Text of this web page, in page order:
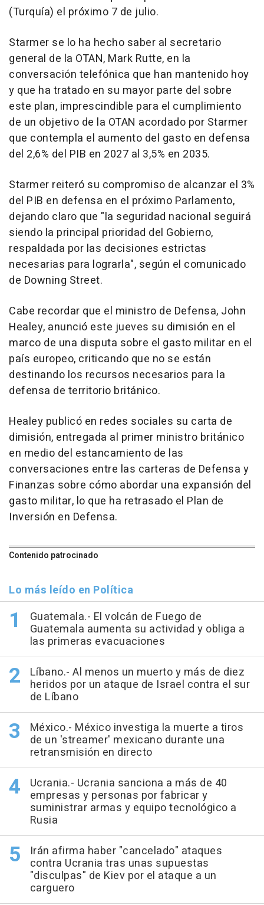
(Turquía) el próximo 7 de julio.
Starmer se lo ha hecho saber al secretario
general de la OTAN, Mark Rutte, en la
conversación telefónica que han mantenido hoy
y que ha tratado en su mayor parte del sobre
este plan, imprescindible para el cumplimiento
de un objetivo de la OTAN acordado por Starmer
que contempla el aumento del gasto en defensa
del 2,6% del PIB en 2027 al 3,5% en 2035.
Starmer reiteró su compromiso de alcanzar el 3%
del PIB en defensa en el próximo Parlamento,
dejando claro que "la seguridad nacional seguirá
siendo la principal prioridad del Gobierno,
respaldada por las decisiones estrictas
necesarias para lograrla", según el comunicado
de Downing Street.
Cabe recordar que el ministro de Defensa, John
Healey, anunció este jueves su dimisión en el
marco de una disputa sobre el gasto militar en el
país europeo, criticando que no se están
destinando los recursos necesarios para la
defensa de territorio británico.
Healey publicó en redes sociales su carta de
dimisión, entregada al primer ministro británico
en medio del estancamiento de las
conversaciones entre las carteras de Defensa y
Finanzas sobre cómo abordar una expansión del
gasto militar, lo que ha retrasado el Plan de
Inversión en Defensa.
Contenido patrocinado
Lo más leído en Política
Guatemala.- El volcán de Fuego de
Guatemala aumenta su actividad y obliga a
las primeras evacuaciones
Líbano.- Al menos un muerto y más de diez
heridos por un ataque de Israel contra el sur
de Líbano
México.- México investiga la muerte a tiros
de un 'streamer' mexicano durante una
retransmisión en directo
Ucrania.- Ucrania sanciona a más de 40
empresas y personas por fabricar y
suministrar armas y equipo tecnológico a
Rusia
Irán afirma haber "cancelado" ataques
contra Ucrania tras unas supuestas
"disculpas" de Kiev por el ataque a un
carguero